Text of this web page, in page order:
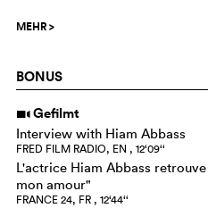
MEHR>
BONUS
i Gefilmt
Interview with Hiam Abbass
FRED FILM RADIO, EN , 12‘09‘‘
L'actrice Hiam Abbass
mon amour"
FRANCE 24, FR , 12‘44‘‘